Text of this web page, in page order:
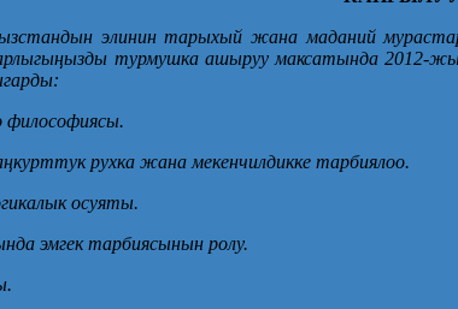
элинин тарыхый жана маданий
турмушка ашыруу максатында 2012-
философиясы.
рухка жана мекенчилдикке тарбиялоо.
осуяты.
эмгек тарбиясынын ролу.